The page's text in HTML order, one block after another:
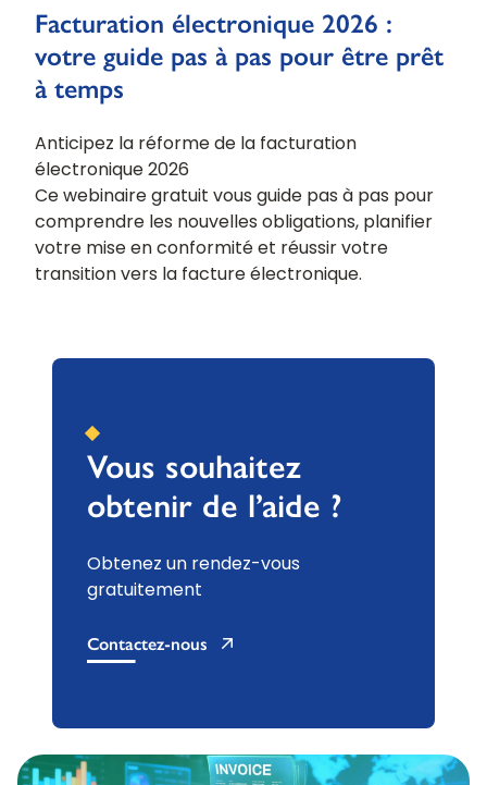
Facturation électronique 2026 :
votre guide pas à pas pour être prêt
à temps
Anticipez la réforme de la facturation
électronique 2026
Ce webinaire gratuit vous guide pas à pas pour
comprendre les nouvelles obligations, planifier
votre mise en conformité et réussir votre
transition vers la facture électronique.
Vous souhaitez
obtenir de l’aide ?
Obtenez un rendez-vous
gratuitement
Contactez-nous